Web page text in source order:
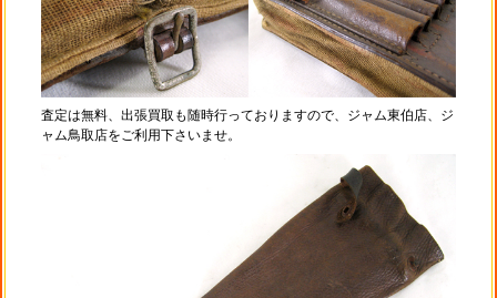
査定は無料、出張買取も随時行っておりますので、ジャム東伯店、ジ
ャム鳥取店をご利用下さいませ。